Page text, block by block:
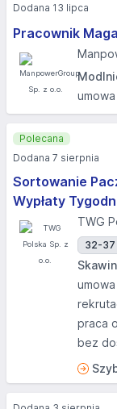
Pracownik
Dodana 13 lipca
Sortowanie
Wypłaty
TWG
32-37
praca
bez
Polecana
Dodana 7 sierpnia